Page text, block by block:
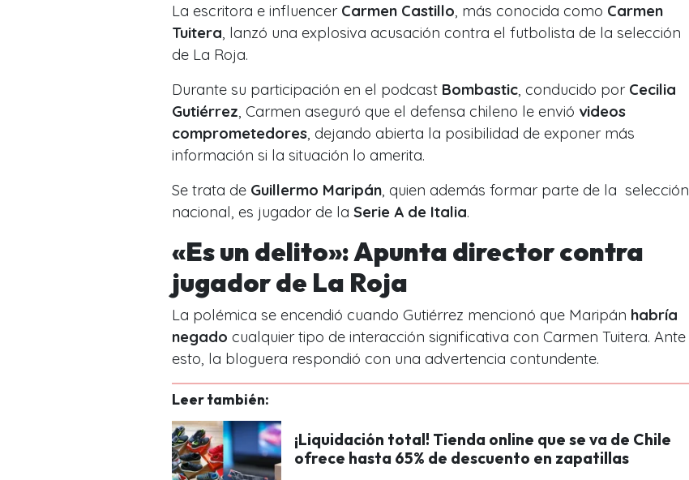
La escritora e influencer Carmen Castillo , más conocida como Carmen
Tuitera , lanzó una explosiva acusación contra el futbolista de la selección
de La Roja.
Durante su participación en el podcast Bombastic , conducido por Cecilia
Gutiérrez , Carmen aseguró que el defensa chileno le envió videos
comprometedores , dejando abierta la posibilidad de exponer más
información si la situación lo amerita.
Se trata de Guillermo Maripán , quien además formar parte de la selección
nacional, es jugador de la Serie A de Italia.
«Es un delito»: Apunta director contra
jugador de La Roja
La polémica se encendió cuando Gutiérrez mencionó que Maripán habría
negado cualquier tipo de interacción significativa con Carmen Tuitera. Ante
esto, la bloguera respondió con una advertencia contundente.
Leer también:
¡Liquidación total! Tienda online que se va de Chile
ofrece hasta 65% de descuento en zapatillas